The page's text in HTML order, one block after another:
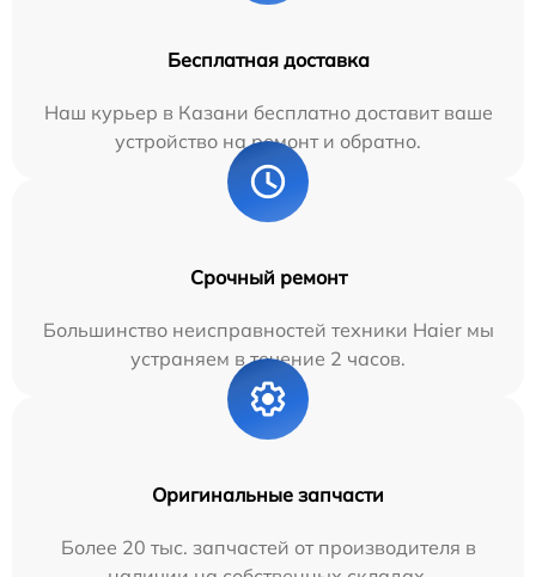
Бесплатная доставка
Наш курьер в Казани бесплатно доставит ваше
устройство на ремонт и обратно.
Срочный ремонт
Большинство неисправностей техники Haier мы
устраняем в течение 2 часов.
Оригинальные запчасти
Более 20 тыс. запчастей от производителя в